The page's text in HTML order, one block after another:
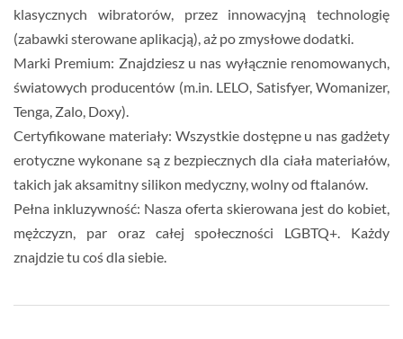
klasycznych wibratorów, przez innowacyjną technologię
(zabawki sterowane aplikacją), aż po zmysłowe dodatki.
Marki Premium: Znajdziesz u nas wyłącznie renomowanych,
światowych producentów (m.in. LELO, Satisfyer, Womanizer,
Tenga, Zalo, Doxy).
Certyfikowane materiały: Wszystkie dostępne u nas gadżety
erotyczne wykonane są z bezpiecznych dla ciała materiałów,
takich jak aksamitny silikon medyczny, wolny od ftalanów.
Pełna inkluzywność: Nasza oferta skierowana jest do kobiet,
mężczyzn, par oraz całej społeczności LGBTQ+. Każdy
znajdzie tu coś dla siebie.